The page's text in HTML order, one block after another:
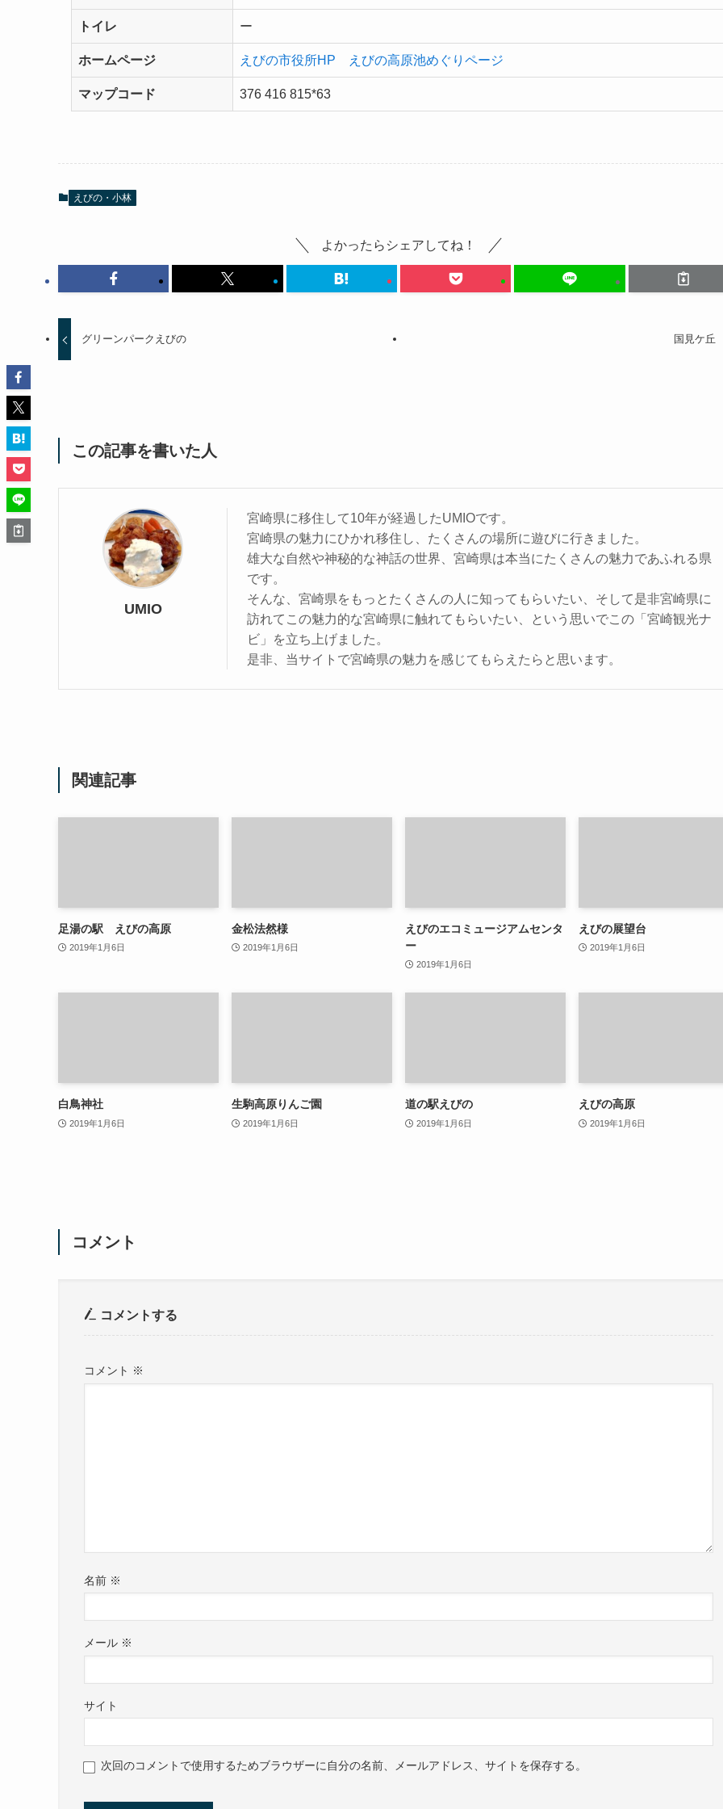
トイレ ー
ホームページ えびの市役所HP えびの高原池めぐりページ
マップコード 376 416 815*63
えびの・小林
よかったらシェアしてね！
グリーンパークえびの 国見ケ丘
この記事を書いた人
UMIO
宮崎県に移住して10年が経過したUMIOです。
宮崎県の魅力にひかれ移住し、たくさんの場所に遊びに行きました。
雄大な自然や神秘的な神話の世界、宮崎県は本当にたくさんの魅力であふれる県
です。
そんな、宮崎県をもっとたくさんの人に知ってもらいたい、そして是非宮崎県に
訪れてこの魅力的な宮崎県に触れてもらいたい、という思いでこの「宮崎観光ナ
ビ」を立ち上げました。
是非、当サイトで宮崎県の魅力を感じてもらえたらと思います。
関連記事
足湯の駅 えびの高原
2019年1月6日
金松法然様
2019年1月6日
えびのエコミュージアムセンタ
ー
2019年1月6日
えびの展望台
2019年1月6日
白鳥神社
2019年1月6日
生駒高原りんご園
2019年1月6日
道の駅えびの
2019年1月6日
えびの高原
2019年1月6日
コメント
コメントする
コメント ※
名前 ※
メール ※
サイト
次回のコメントで使用するためブラウザーに自分の名前、メールアドレス、サイトを保存する。